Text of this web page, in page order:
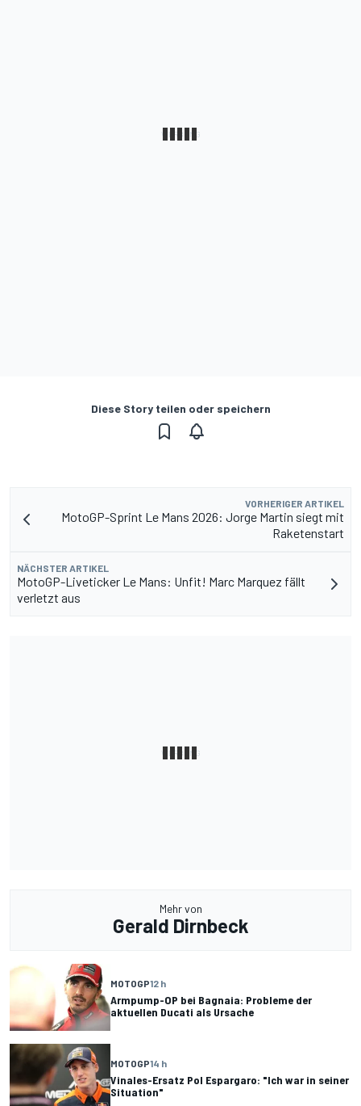
Diese Story teilen oder speichern
VORHERIGER ARTIKEL
MotoGP-Sprint Le Mans 2026: Jorge Martin siegt mit
Raketenstart
NÄCHSTER ARTIKEL
MotoGP-Liveticker Le Mans: Unfit! Marc Marquez fällt
verletzt aus
Mehr von
Gerald Dirnbeck
MOTOGP12 h
Armpump-OP bei Bagnaia: Probleme der
aktuellen Ducati als Ursache
MOTOGP14 h
Vinales-Ersatz Pol Espargaro: "Ich war in seiner
Situation"